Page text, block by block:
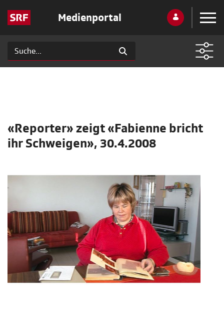
Medienportal
«Reporter» zeigt «Fabienne bricht
ihr Schweigen», 30.4.2008